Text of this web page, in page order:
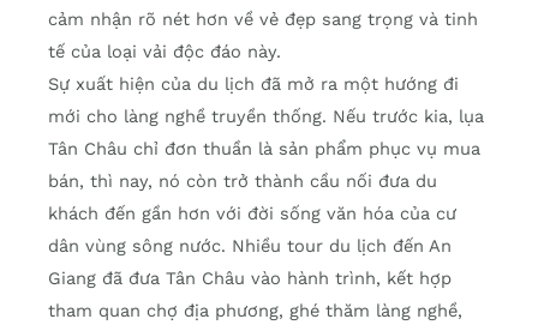
cảm nhận rõ nét hơn về vẻ đẹp sang trọng và tinh
tế của loại vải độc đáo này.
Sự xuất hiện của du lịch đã mở ra một hướng đi
mới cho làng nghề truyền thống. Nếu trước kia, lụa
Tân Châu chỉ đơn thuần là sản phẩm phục vụ mua
bán, thì nay, nó còn trở thành cầu nối đưa du
khách đến gần hơn với đời sống văn hóa của cư
dân vùng sông nước. Nhiều tour du lịch đến An
Giang đã đưa Tân Châu vào hành trình, kết hợp
tham quan chợ địa phương, ghé thăm làng nghề,